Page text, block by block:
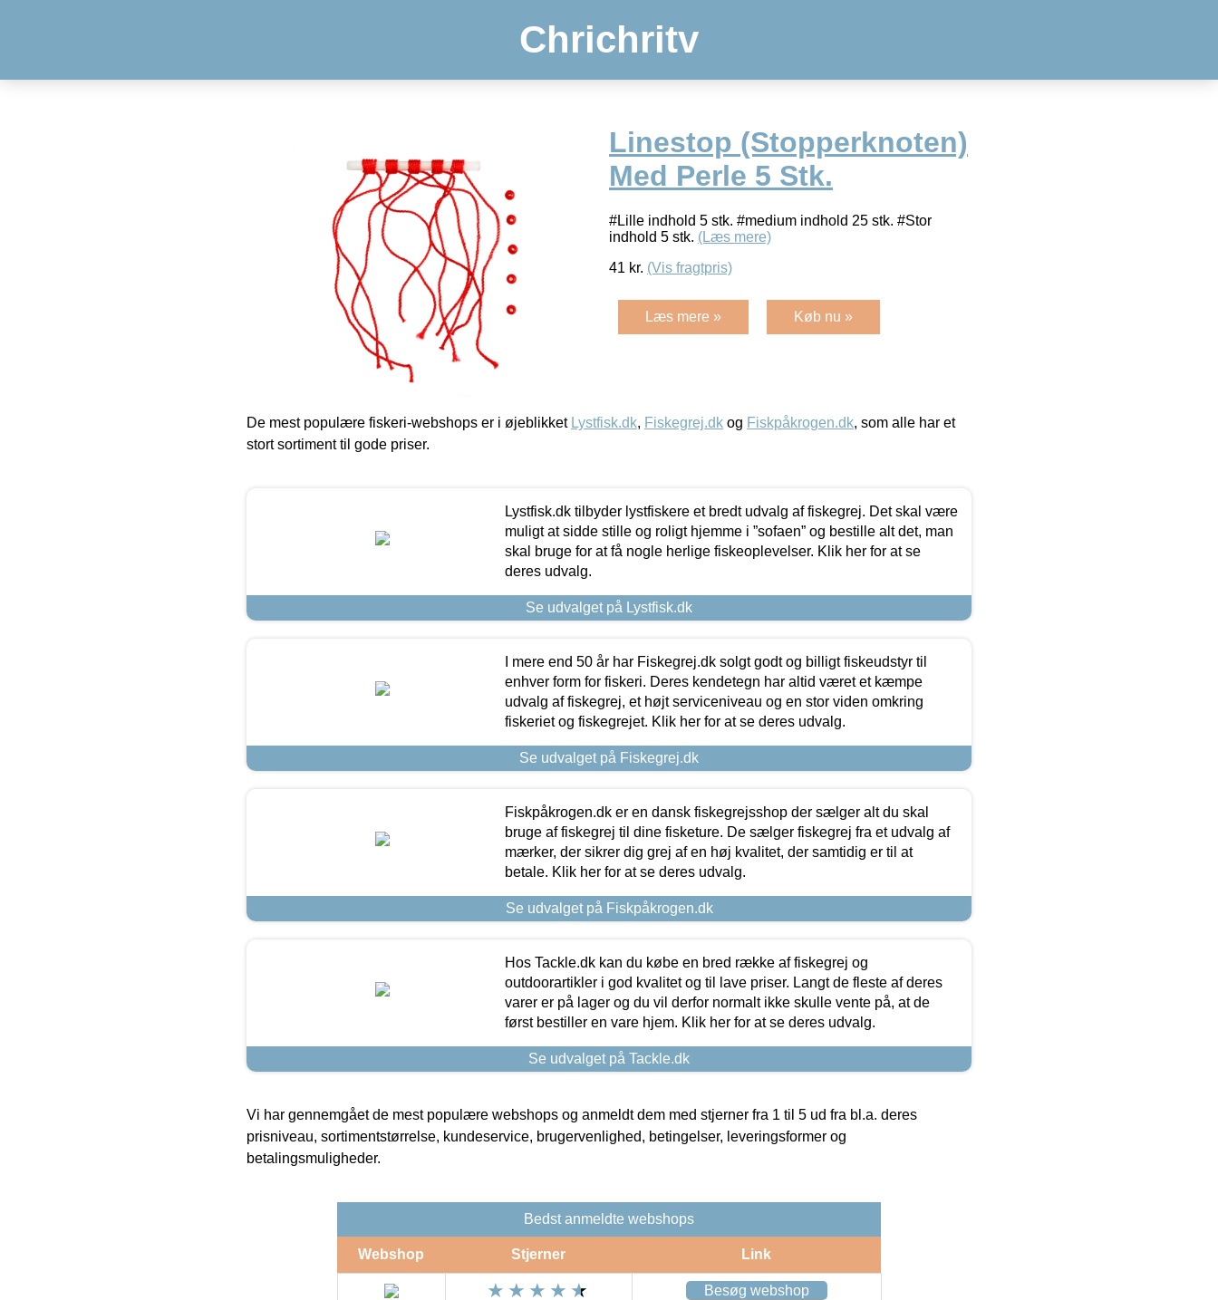
Chrichritv
Linestop (Stopperknoten)
Med Perle 5 Stk.
#Lille indhold 5 stk. #medium indhold 25 stk. #Stor
indhold 5 stk. (Læs mere)
41 kr. (Vis fragtpris)
Læs mere » Køb nu »
De mest populære fiskeri-webshops er i øjeblikket Lystfisk.dk, Fiskegrej.dk og Fiskpåkrogen.dk, som alle har et
stort sortiment til gode priser.
Lystfisk.dk tilbyder lystfiskere et bredt udvalg af fiskegrej. Det skal være
muligt at sidde stille og roligt hjemme i ”sofaen” og bestille alt det, man
skal bruge for at få nogle herlige fiskeoplevelser. Klik her for at se
deres udvalg.
Se udvalget på Lystfisk.dk
I mere end 50 år har Fiskegrej.dk solgt godt og billigt fiskeudstyr til
enhver form for fiskeri. Deres kendetegn har altid været et kæmpe
udvalg af fiskegrej, et højt serviceniveau og en stor viden omkring
fiskeriet og fiskegrejet. Klik her for at se deres udvalg.
Se udvalget på Fiskegrej.dk
Fiskpåkrogen.dk er en dansk fiskegrejsshop der sælger alt du skal
bruge af fiskegrej til dine fisketure. De sælger fiskegrej fra et udvalg af
mærker, der sikrer dig grej af en høj kvalitet, der samtidig er til at
betale. Klik her for at se deres udvalg.
Se udvalget på Fiskpåkrogen.dk
Hos Tackle.dk kan du købe en bred række af fiskegrej og
outdoorartikler i god kvalitet og til lave priser. Langt de fleste af deres
varer er på lager og du vil derfor normalt ikke skulle vente på, at de
først bestiller en vare hjem. Klik her for at se deres udvalg.
Se udvalget på Tackle.dk
Vi har gennemgået de mest populære webshops og anmeldt dem med stjerner fra 1 til 5 ud fra bl.a. deres
prisniveau, sortimentstørrelse, kundeservice, brugervenlighed, betingelser, leveringsformer og
betalingsmuligheder.
Bedst anmeldte webshops
Webshop Stjerner Link
Besøg webshop